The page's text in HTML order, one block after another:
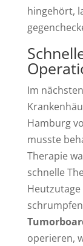
hingehört,
Im
Hamburg
musste
Therapie
schnelle
operieren,